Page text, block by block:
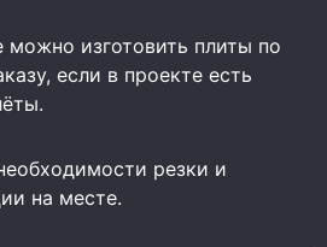
можно изготовить плиты по
если в проекте есть
резки и
на месте.